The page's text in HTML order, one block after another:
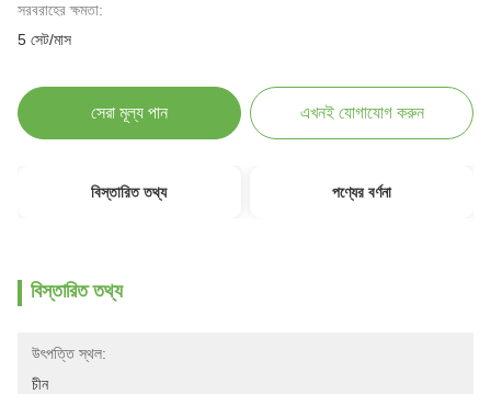
সরবরাহের ক্ষমতা:
5 সেট/মাস
সেরা মূল্য পান এখনই যোগাযোগ করুন
বিস্তারিত তথ্য পণ্যের বর্ণনা
বিস্তারিত তথ্য
উৎপত্তি স্থল:
চীন